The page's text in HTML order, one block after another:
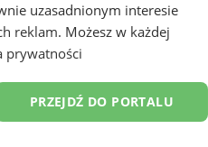
uzasadnionym interesie
reklam. Możesz w każdej
prywatności
PRZEJDŹ DO PORTALU